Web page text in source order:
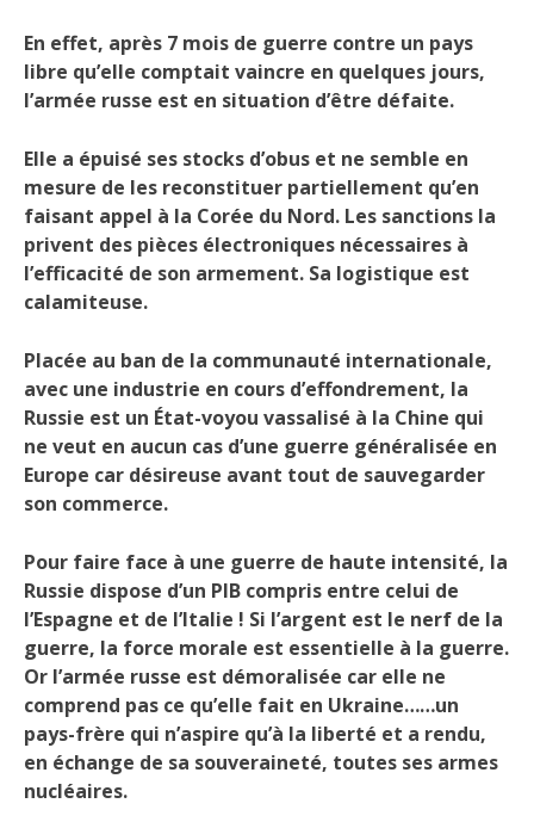
En effet, après 7 mois de guerre contre un pays
libre qu’elle comptait vaincre en quelques jours,
l’armée russe est en situation d’être défaite.
Elle a épuisé ses stocks d’obus et ne semble en
mesure de les reconstituer partiellement qu’en
faisant appel à la Corée du Nord. Les sanctions la
privent des pièces électroniques nécessaires à
l’efficacité de son armement. Sa logistique est
calamiteuse.
Placée au ban de la communauté internationale,
avec une industrie en cours d’effondrement, la
Russie est un État-voyou vassalisé à la Chine qui
ne veut en aucun cas d’une guerre généralisée en
Europe car désireuse avant tout de sauvegarder
son commerce.
Pour faire face à une guerre de haute intensité, la
Russie dispose d’un PIB compris entre celui de
l’Espagne et de l’Italie ! Si l’argent est le nerf de la
guerre, la force morale est essentielle à la guerre.
Or l’armée russe est démoralisée car elle ne
comprend pas ce qu’elle fait en Ukraine……un
pays-frère qui n’aspire qu’à la liberté et a rendu,
en échange de sa souveraineté, toutes ses armes
nucléaires.